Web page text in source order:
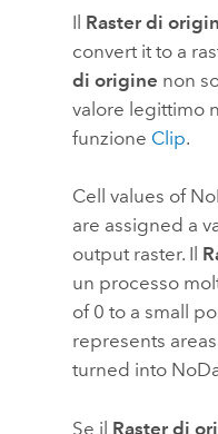
Il Raster di
convert it to a
di origine non
valore legittimo
funzione Clip.
Cell values of
are assigned a
output raster. Il
un processo
of 0 to a small
represents
turned into
Se il Raster di